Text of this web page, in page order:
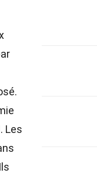
. Les